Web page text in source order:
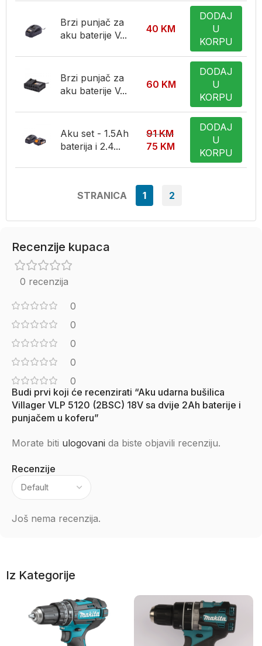
Brzi punjač za
aku baterije V...
40 KM
DODAJ
U
KORPU
Brzi punjač za
aku baterije V...
60 KM
DODAJ
U
KORPU
Aku set - 1.5Ah
baterija i 2.4...
91KM
75 KM
DODAJ
U
KORPU
STRANICA 1 2
Recenzije kupaca
0 recenzija
0
0
0
0
0
Recenzije
Još nema recenzija.
Budi prvi koji će recenzirati “Aku udarna bušilica
Villager VLP 5120 (2BSC) 18V sa dvije 2Ah baterije i
punjačem u koferu”
Morate biti ulogovani da biste objavili recenziju.
Iz Kategorije